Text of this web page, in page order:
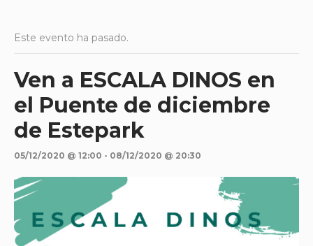
Este evento ha pasado.
Ven a ESCALA DINOS en
el Puente de diciembre
de Estepark
05/12/2020 @ 12:00 - 08/12/2020 @ 20:30